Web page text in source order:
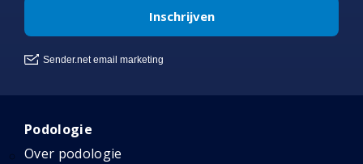
Podologie
Over podologie